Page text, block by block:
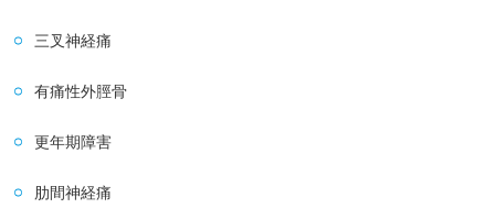
三叉神経痛
有痛性外脛骨
更年期障害
肋間神経痛